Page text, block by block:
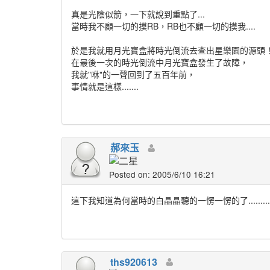
真是光陰似箭，一下就說到重點了...
當時我不顧一切的摸RB，RB也不顧一切的摸我....
於是我就用月光寶盒將時光倒流去查出星樂園的源頭
在最後一次的時光倒流中月光寶盒發生了故障，
我就"咻"的一聲回到了五百年前，
事情就是這樣.......
郝來玉
Posted on: 2005/6/10 16:21
這下我知道為何當時的白晶晶聽的一愣一愣的了
ths920613